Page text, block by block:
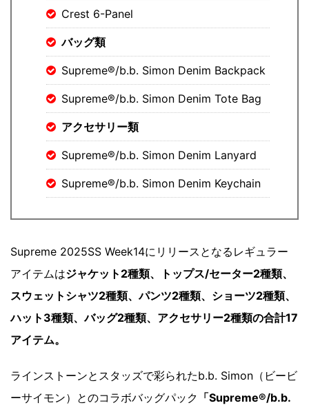
Crest 6-Panel
バッグ類
Supreme®/b.b. Simon Denim Backpack
Supreme®/b.b. Simon Denim Tote Bag
アクセサリー類
Supreme®/b.b. Simon Denim Lanyard
Supreme®/b.b. Simon Denim Keychain
Supreme 2025SS Week14にリリースとなるレギュラー
アイテムはジャケット2種類、トップス/セーター2種類、
スウェットシャツ2種類、パンツ2種類、ショーツ2種類、
ハット3種類、バッグ2種類、アクセサリー2種類の合計17
アイテム。
ラインストーンとスタッズで彩られたb.b. Simon（ビービ
ーサイモン）とのコラボバッグパック 「Supreme®/b.b.